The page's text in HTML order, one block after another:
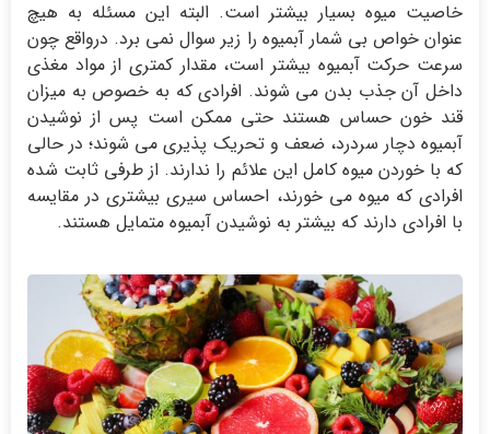
خاصیت میوه بسیار بیشتر است. البته این مسئله به هیچ
عنوان خواص بی شمار آبمیوه را زیر سوال نمی برد. درواقع چون
سرعت حرکت آبمیوه بیشتر است، مقدار کمتری از مواد مغذی
داخل آن جذب بدن می شوند. افرادی که به خصوص به میزان
قند خون حساس هستند حتی ممکن است پس از نوشیدن
آبمیوه دچار سردرد، ضعف و تحریک پذیری می شوند؛ در حالی
که با خوردن میوه کامل این علائم را ندارند. از طرفی ثابت شده
افرادی که میوه می خورند، احساس سیری بیشتری در مقایسه
با افرادی دارند که بیشتر به نوشیدن آبمیوه متمایل هستند.